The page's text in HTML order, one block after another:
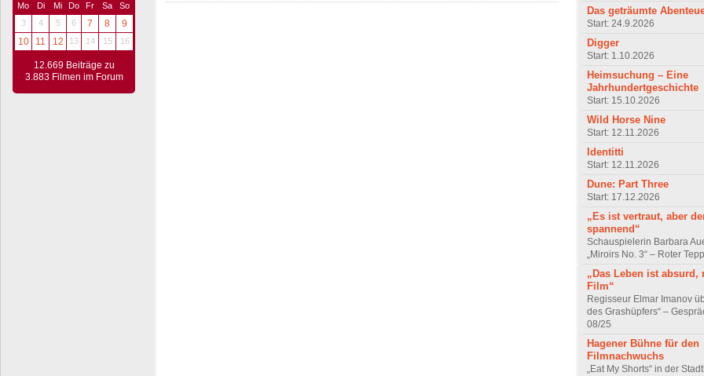
Mo Di Mi Do Fr Sa
So
3
4 5 6 7 8
9
10
11 12 13 14 15 16
12.669 Beiträge zu
3.883 Filmen im Forum
Das geträumte
Start: 24.9.2026
Digger
Start: 1.10.2026
Heimsuchung – Eine
Jahrhundertgeschichte
Start: 15.10.2026
Wild Horse Nine
Start: 12.11.2026
Identitti
Start: 12.11.2026
Dune: Part Three
Start: 17.12.2026
„Es ist vertraut, aber
spannend“
Schauspielerin Barbara
„Miroirs No. 3“ – Roter
„Das Leben ist absurd,
Film“
Regisseur Elmar Imanov
des Grashüpfers“ –
08/25
Hagener Bühne für den
Filmnachwuchs
„Eat My Shorts“ in der